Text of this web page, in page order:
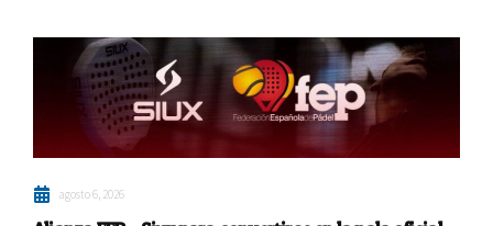
agosto 6, 2026